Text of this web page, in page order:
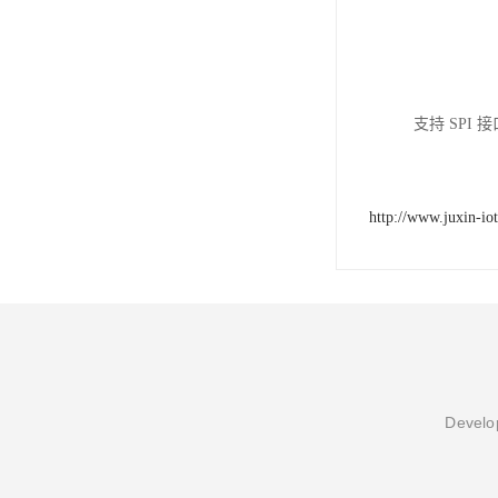
支持 SPI 接
http://www.juxin-